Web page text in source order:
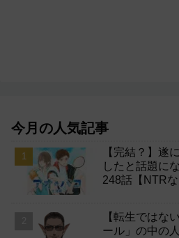
今月の人気記事
【完結？】遂
したと話題に
248話【NTRな
【転生ではな
ール」の中の